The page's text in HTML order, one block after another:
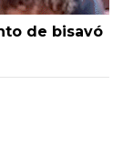
de bisavó